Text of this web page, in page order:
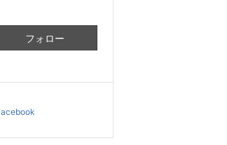
フォロー